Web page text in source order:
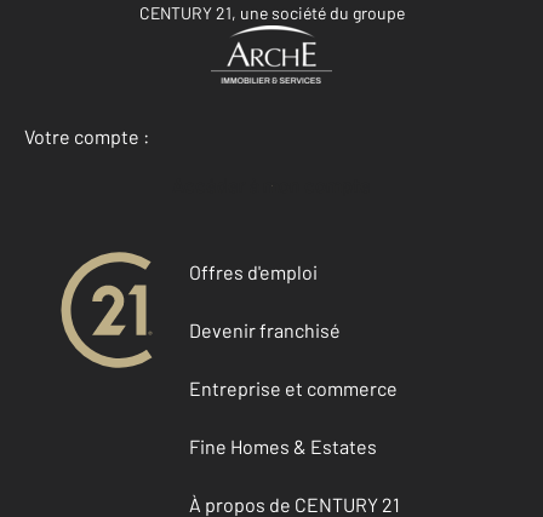
CENTURY 21, une société du groupe
Votre compte :
Accéder à mon compte
Offres d'emploi
Devenir franchisé
Entreprise et commerce
Fine Homes & Estates
À propos de CENTURY 21